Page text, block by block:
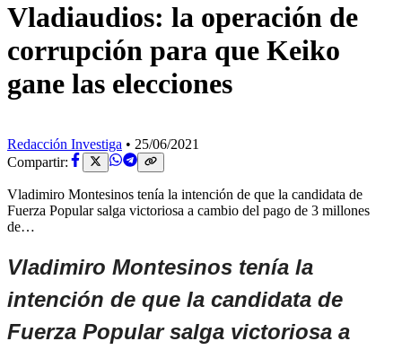
Vladiaudios: la operación de
corrupción para que Keiko
gane las elecciones
Redacción Investiga • 25/06/2021
Compartir:
Vladimiro Montesinos tenía la intención de que la candidata de
Fuerza Popular salga victoriosa a cambio del pago de 3 millones
de…
Vladimiro Montesinos tenía la
intención de que la candidata de
Fuerza Popular salga victoriosa a